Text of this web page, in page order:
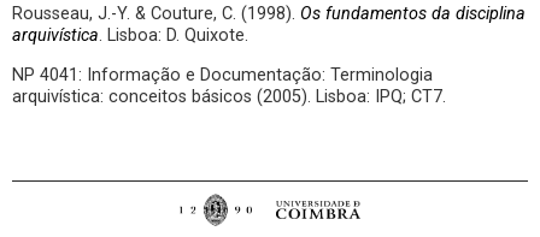
Rousseau, J.-Y. & Couture, C. (1998). Os fundamentos da disciplina
arquivística. Lisboa: D. Quixote.
NP 4041: Informação e Documentação: Terminologia
arquivística: conceitos básicos (2005). Lisboa: IPQ; CT7.